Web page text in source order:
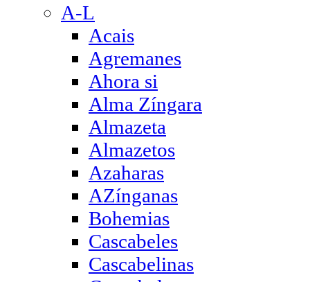
A-L
Acais
Agremanes
Ahora si
Alma Zíngara
Almazeta
Almazetos
Azaharas
AZínganas
Bohemias
Cascabeles
Cascabelinas